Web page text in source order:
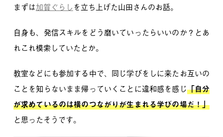
まずは加賀ぐらし を立ち上げた山田さんのお話。
自身も、発信スキルをどう磨いていったらいいのか？とあ
れこれ模索していたとか。
教室などにも参加する中で、 同じ学びをしに来たお互いの
ことを知らないまま帰っていくことに違和感を感じ「自分
が求めているのは横のつながりが生まれる学びの場だ！」
と思ったそうです。